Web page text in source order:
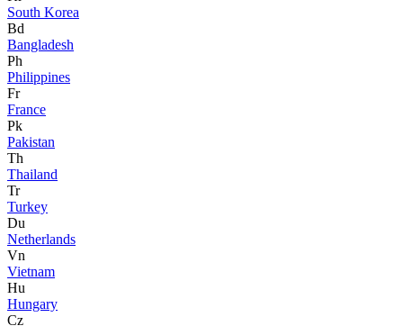
South Korea
Bd
Bangladesh
Ph
Philippines
Fr
France
Pk
Pakistan
Th
Thailand
Tr
Turkey
Du
Netherlands
Vn
Vietnam
Hu
Hungary
Cz